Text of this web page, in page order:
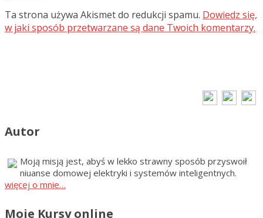
Ta strona używa Akismet do redukcji spamu. Dowiedz się,
w jaki sposób przetwarzane są dane Twoich komentarzy.
Autor
Moją misją jest, abyś w lekko strawny sposób przyswoił
niuanse domowej elektryki i systemów inteligentnych.
więcej o mnie…
Moje Kursy online